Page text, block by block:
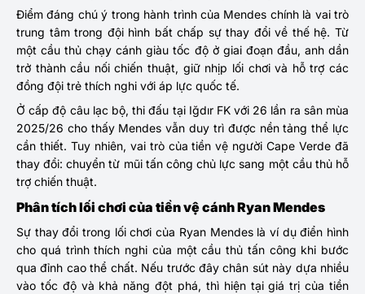
Điểm đáng chú ý trong hành trình của Mendes chính là vai trò
trung tâm trong đội hình bất chấp sự thay đổi về thế hệ. Từ
một cầu thủ chạy cánh giàu tốc độ ở giai đoạn đầu, anh dần
trở thành cầu nối chiến thuật, giữ nhịp lối chơi và hỗ trợ các
đồng đội trẻ thích nghi với áp lực quốc tế.
Ở cấp độ câu lạc bộ, thi đấu tại Iğdır FK với 26 lần ra sân mùa
2025/26 cho thấy Mendes vẫn duy trì được nền tảng thể lực
cần thiết. Tuy nhiên, vai trò của tiền vệ người Cape Verde đã
thay đổi: chuyển từ mũi tấn công chủ lực sang một cầu thủ hỗ
trợ chiến thuật.
Phân tích lối chơi của tiền vệ cánh Ryan Mendes
Sự thay đổi trong lối chơi của Ryan Mendeslà ví dụ điển hình
cho quá trình thích nghi của một cầu thủ tấn công khi bước
qua đỉnh cao thể chất. Nếu trước đây chân sút này dựa nhiều
vào tốc độ và khả năng đột phá, thì hiện tại giá trị của tiền